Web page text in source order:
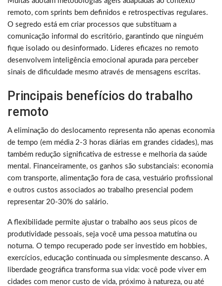
remoto, com sprints bem definidos e retrospectivas regulares.
O segredo está em criar processos que substituam a
comunicação informal do escritório, garantindo que ninguém
fique isolado ou desinformado. Líderes eficazes no remoto
desenvolvem inteligência emocional apurada para perceber
sinais de dificuldade mesmo através de mensagens escritas.
Principais benefícios do trabalho
remoto
A eliminação do deslocamento representa não apenas economia
de tempo (em média 2-3 horas diárias em grandes cidades), mas
também redução significativa de estresse e melhoria da saúde
mental. Financeiramente, os ganhos são substanciais: economia
com transporte, alimentação fora de casa, vestuário profissional
e outros custos associados ao trabalho presencial podem
representar 20-30% do salário.
A flexibilidade permite ajustar o trabalho aos seus picos de
produtividade pessoais, seja você uma pessoa matutina ou
noturna. O tempo recuperado pode ser investido em hobbies,
exercícios, educação continuada ou simplesmente descanso. A
liberdade geográfica transforma sua vida: você pode viver em
cidades com menor custo de vida, próximo à natureza, ou até